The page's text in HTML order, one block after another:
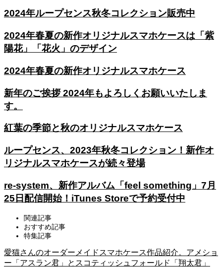
2024年ループセンス秋冬コレクション販売中
2024年春夏の新作オリジナルスマホケースは「紫
陽花」「花火」のデザイン
2024年春夏の新作オリジナルスマホケース
新年のご挨拶 2024年もよろしくお願いいたしま
す。
紅葉の季節と秋のオリジナルスマホケース
ループセンス、2023年秋冬コレクション！新作オ
リジナルスマホケースが続々登場
re-system、新作アルバム「feel something」7月
25日配信開始！iTunes Storeで予約受付中
関連記事
おすすめ記事
特集記事
愛猫さんのオーダーメイドスマホケース作品紹介。アメショ
ー「アスラン君」とスコティッシュフォールド「翔太君」